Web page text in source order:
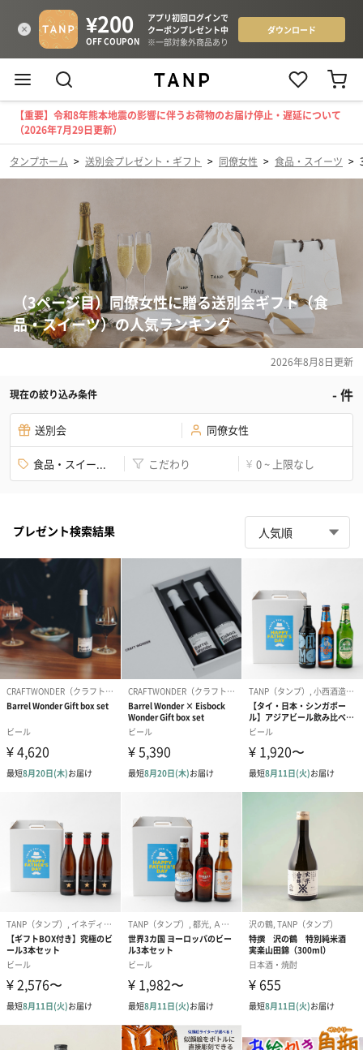
【重要】令和8年熊本地震の影響に伴うお荷物のお届け停止・遅延について
（2026年7月29日更新）
タンプホーム > 送別会プレゼント・ギフト > 同僚女性 > 食品・スイーツ >
（3ページ目）同僚女性に贈る送別会ギフト（食
品・スイーツ）の人気ランキング
2026年8月8日更新
現在の絞り込み条件 -件
送別会 同僚女性
食品・スイー... こだわり ¥ 0 ~ 上限なし
プレゼント検索結果